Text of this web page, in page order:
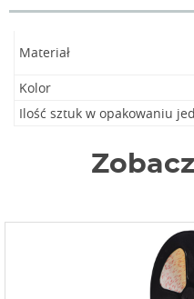
Materiał
Kolor
Ilość sztuk w opakowaniu